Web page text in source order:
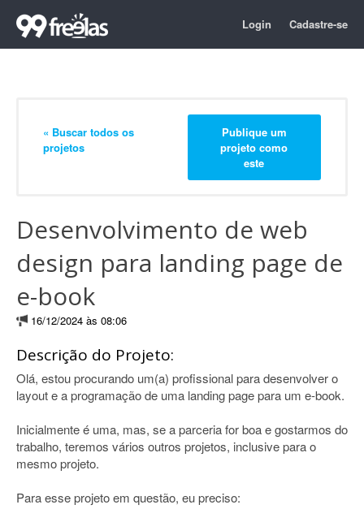
Login Cadastre-se
« Buscar todos os
projetos
Publique um
projeto como
este
Desenvolvimento de web
design para landing page de
e-book
16/12/2024 às 08:06
Descrição do Projeto:
Olá, estou procurando um(a) profissional para desenvolver o
layout e a programação de uma landing page para um e-book.
Inicialmente é uma, mas, se a parceria for boa e gostarmos do
trabalho, teremos vários outros projetos, inclusive para o
mesmo projeto.
Para esse projeto em questão, eu preciso: